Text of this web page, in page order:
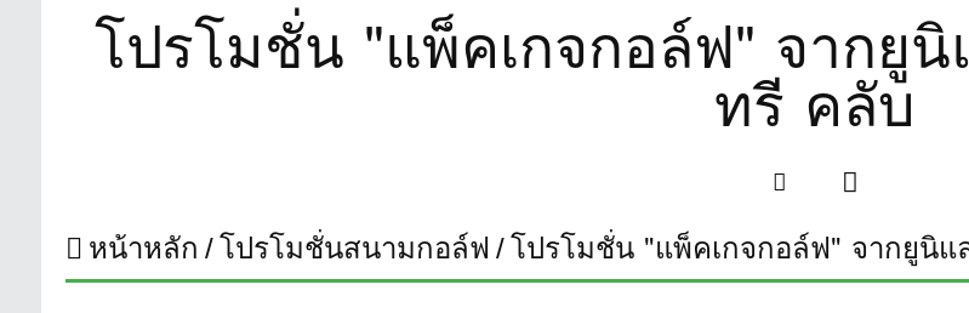
โปรโมชั่น "แพ็คเกจกอล์ฟ" จาก
ทรี คลับ
หน้าหลัก โปรโมชั่นสนามกอล์ฟ โปรโมชั่น "แพ็คเกจกอล์ฟ" จากยูนิ